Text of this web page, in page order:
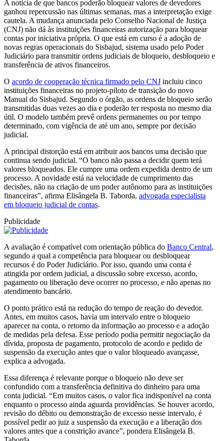
A notícia de que bancos poderão bloquear valores de devedores
ganhou repercussão nas últimas semanas, mas a interpretação exige
cautela. A mudança anunciada pelo Conselho Nacional de Justiça
(CNJ) não dá às instituições financeiras autorização para bloquear
contas por iniciativa própria. O que está em curso é a adoção de
novas regras operacionais do Sisbajud, sistema usado pelo Poder
Judiciário para transmitir ordens judiciais de bloqueio, desbloqueio e
transferência de ativos financeiros.
O acordo de cooperação técnica firmado pelo CNJ incluiu cinco
instituições financeiras no projeto-piloto de transição do novo
Manual do Sisbajud. Segundo o órgão, as ordens de bloqueio serão
transmitidas duas vezes ao dia e poderão ter resposta no mesmo dia
útil. O modelo também prevê ordens permanentes ou por tempo
determinado, com vigência de até um ano, sempre por decisão
judicial.
A principal distorção está em atribuir aos bancos uma decisão que
continua sendo judicial. “O banco não passa a decidir quem terá
valores bloqueados. Ele cumpre uma ordem expedida dentro de um
processo. A novidade está na velocidade de cumprimento das
decisões, não na criação de um poder autônomo para as instituições
financeiras”, afirma Elisângela B. Taborda, advogada especialista
em bloqueio judicial de contas.
Publicidade
A avaliação é compatível com orientação pública do Banco Central,
segundo a qual a competência para bloquear ou desbloquear
recursos é do Poder Judiciário. Por isso, quando uma conta é
atingida por ordem judicial, a discussão sobre excesso, acordo,
pagamento ou liberação deve ocorrer no processo, e não apenas no
atendimento bancário.
O ponto prático está na redução do tempo de reação do devedor.
Antes, em muitos casos, havia um intervalo entre o bloqueio
aparecer na conta, o retorno da informação ao processo e a adoção
de medidas pela defesa. Esse período podia permitir negociação da
dívida, proposta de pagamento, protocolo de acordo e pedido de
suspensão da execução antes que o valor bloqueado avançasse,
explica a advogada.
Essa diferença é relevante porque o bloqueio não deve ser
confundido com a transferência definitiva do dinheiro para uma
conta judicial. “Em muitos casos, o valor fica indisponível na conta
enquanto o processo ainda aguarda providências. Se houver acordo,
revisão do débito ou demonstração de excesso nesse intervalo, é
possível pedir ao juiz a suspensão da execução e a liberação dos
valores antes que a constrição avance”, pondera Elisângela B.